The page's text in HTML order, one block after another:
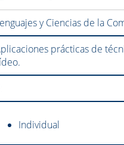
y Ciencias de la
prácticas de
Individual